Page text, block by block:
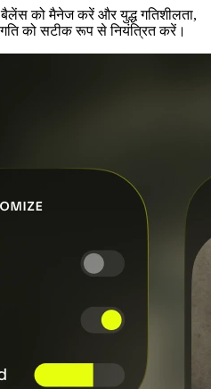
को मैनेज करें और युद्ध गतिशीलता,
को सटीक रूप से नियंत्रित करें।